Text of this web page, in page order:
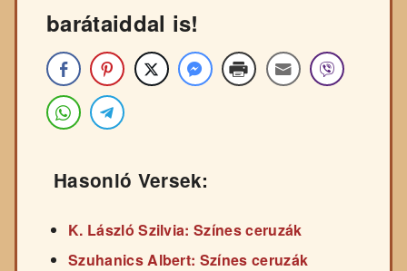
barátaiddal is!
Hasonló Versek:
K. László Szilvia: Színes ceruzák
Szuhanics Albert: Színes ceruzák